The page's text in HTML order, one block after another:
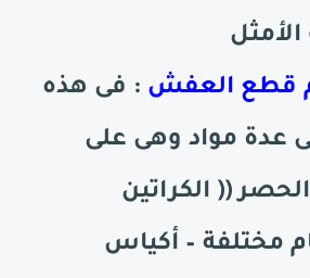
قطع العفش : فى هذه
عدة مواد وهى على
(( الكراتين
مختلفة – أكياس